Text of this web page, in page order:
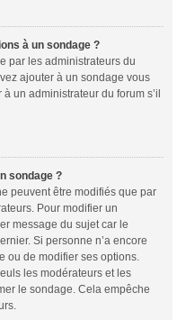
à un sondage ?
par les administrateurs du
ajouter à un sondage vous
un administrateur du forum s’il
sondage ?
peuvent être modifiés que par
Pour modifier un
message du sujet car le
Si personne n’a encore
ou de modifier ses options.
les modérateurs et les
le sondage. Cela empêche